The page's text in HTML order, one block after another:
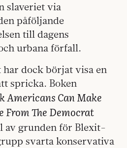
slaveriet via
påföljande
till dagens
urbana förfall.
dock börjat visa en
spricka. Boken
Americans Can Make
From The Democrat
av grunden för Blexit-
svarta konservativa